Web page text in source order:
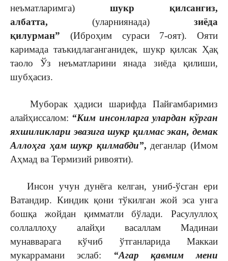
неъматларимга) шукр қилсангиз,
албатта, (уларниянада) зиёда
қилурман” (Иброҳим сураси 7-оят). Ояти
каримада таъкидлаганганидек, шукр қилсак Ҳақ
таоло Ўз неъматларини янада зиёда қилиши,
шубҳасиз.
Муборак ҳадиси шарифда Пайғамбаримиз
алайҳиссалом: “Ким инсонларга улардан кўрган
яхшиликлари эвазига шукр қилмас экан, демак
Аллоҳга ҳам шукр қилмабди”, деганлар (Имом
Аҳмад ва Термизий ривояти).
Инсон учун дунёга келган, униб-ўсган ери
Ватандир. Киндик қони тўкилган жой эса унга
бошқа жойдан қимматли бўлади. Расулуллоҳ
соллаллоҳу алайҳи васаллам Мадинаи
мунавварага кўчиб ўтганларида Маккаи
мукаррамани эслаб: “Агар қавмим мени